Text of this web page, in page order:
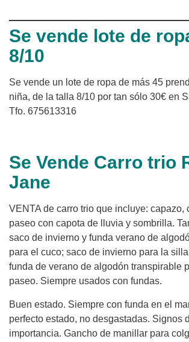
Se vende lote de
8/10
Se vende un lote de ropa de más 45
niña, de la talla 8/10 por tan sólo 30€ en
Tfo. 675613316
Se Vende Carro trio
Jane
VENTA de carro trio que incluye: capazo,
paseo con capota de lluvia y sombrilla.
saco de invierno y funda verano de
para el cuco; saco de invierno para la
funda de verano de algodón transpirable
paseo. Siempre usados con fundas.
Buen estado. Siempre con funda en el
perfecto estado, no desgastadas. Signos
importancia. Gancho de manillar para